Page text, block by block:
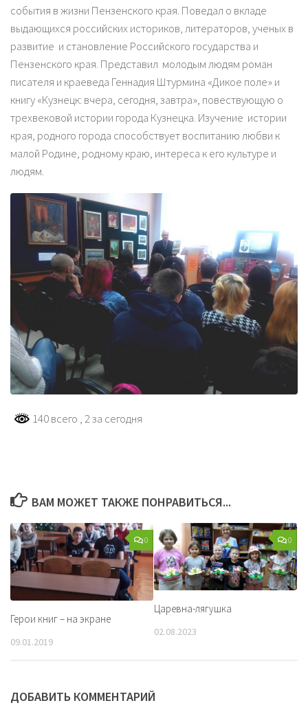
события в жизни Пензенского края. Поведал о вкладе
выдающихся российских историков, литераторов, ученых в
развитие и становление Российского государства и
Пензенского края. Представил молодым людям роман
писателя и краеведа Геннадия Штурмина «Дикое поле» и
книгу «Кузнецк: вчера, сегодня, завтра», повествующую о
трехвековой истории города Кузнецка. Изучение истории
края, родного города способствует воспитанию любви к
малой Родине, родному краю, интереса к его культуре и
людям.
140 всего , 2 за сегодня
ВАМ МОЖЕТ ТАКЖЕ ПОНРАВИТЬСЯ...
0
Герои книг – на экране
09.01.2019
0
Царевна-лягушка
02.08.2023
ДОБАВИТЬ КОММЕНТАРИЙ